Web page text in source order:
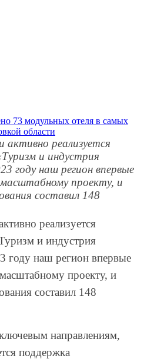
реализуется
и индустрия
году наш регион впервые
проекту, и
составил 148
реализуется
и индустрия
году наш регион впервые
проекту, и
составил 148
направлениям,
поддержка